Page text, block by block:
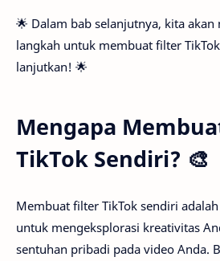
🌟 Dalam bab selanjutnya, kita
langkah untuk membuat filter
lanjutkan! 🌟
Mengapa
TikTok Sendiri? 🎨
Membuat filter TikTok sendiri
untuk mengeksplorasi kreativitas
sentuhan pribadi pada video Anda.